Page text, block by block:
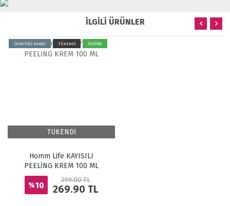
İLGİLİ ÜRÜNLER
ÜCRETSİZ KARGO TÜKENDİ İNDİRİM
TÜKENDİ
Homm Life KAYISILI
PEELİNG KREM 100 ML
%10
299.00 TL
269.90 TL